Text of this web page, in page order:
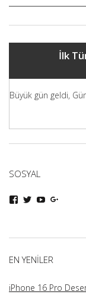
İlk
Büyük gün geldi,
SOSYAL
iphoneturka
profilini
iphoneturka
profilini
iphoneturka
profilini
EN YENILER
iPhone 16 Pro